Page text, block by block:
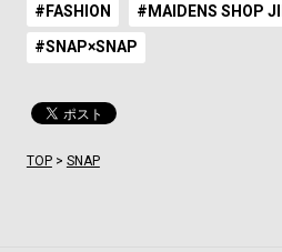
#FASHION #MAIDENS SHOP
#SNAP×SNAP
TOP> SNAP